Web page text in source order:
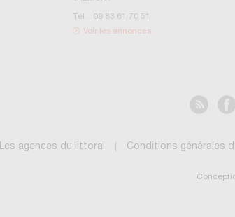
Tél. : 09 83 61 70 51
Voir les annonces
Les agences du littoral Conditions générales